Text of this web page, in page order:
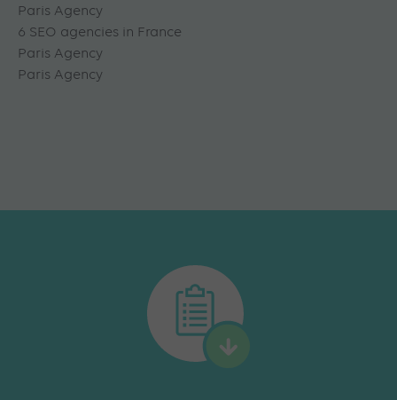
Paris Agency
6 SEO agencies in France
Paris Agency
Paris Agency